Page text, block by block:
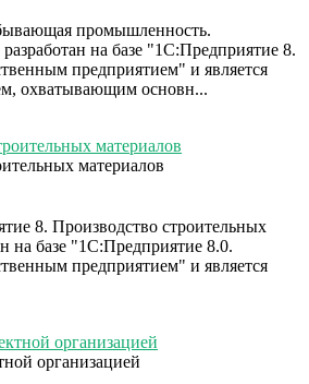
промышленность.
на базе "1С:Предприятие 8.
предприятием" и является
охватывающим основн...
материалов
8. Производство строительных
на базе "1С:Предприятие 8.0.
предприятием" и является
организацией